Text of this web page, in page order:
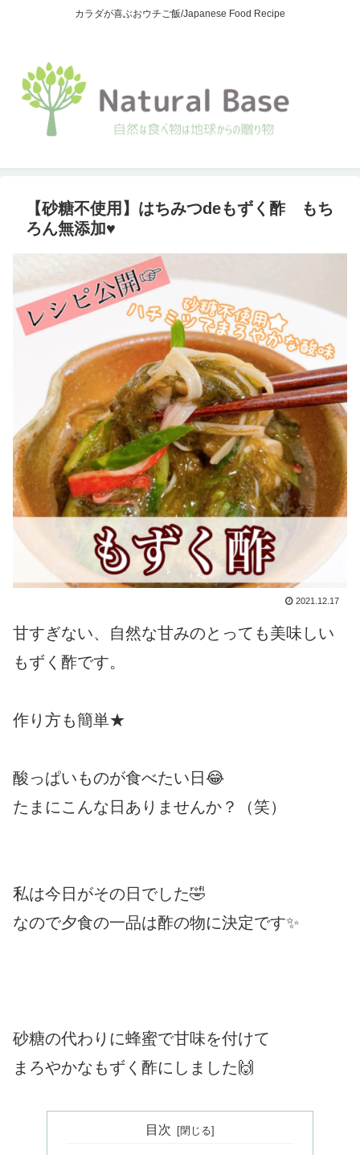
カラダが喜ぶおウチご飯/Japanese Food Recipe
【砂糖不使用】はちみつdeもずく酢 もち
ろん無添加♥
2021.12.17
甘すぎない、自然な甘みのとっても美味しい
もずく酢です。
作り方も簡単★
酸っぱいものが食べたい日😂
たまにこんな日ありませんか？（笑）
私は今日がその日でした🤣
なので夕食の一品は酢の物に決定です✨
砂糖の代わりに蜂蜜で甘味を付けて
まろやかなもずく酢にしました🙌
目次